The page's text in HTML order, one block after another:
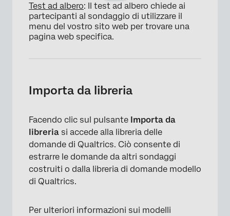
Test ad albero: Il test ad albero chiede ai
partecipanti al sondaggio di utilizzare il
menu del vostro sito web per trovare una
pagina web specifica.
Importa da libreria
Facendo clic sul pulsante Importa da
libreria si accede alla libreria delle
domande di Qualtrics. Ciò consente di
estrarre le domande da altri sondaggi
costruiti o dalla libreria di domande modello
di Qualtrics.
Per ulteriori informazioni sui modelli